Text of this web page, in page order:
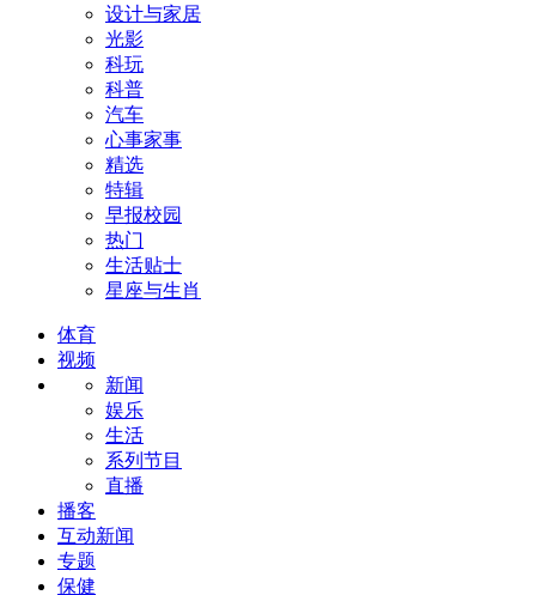
设计与家居
光影
科玩
科普
汽车
心事家事
精选
特辑
早报校园
热门
生活贴士
星座与生肖
体育
视频
新闻
娱乐
生活
系列节目
直播
播客
互动新闻
专题
保健